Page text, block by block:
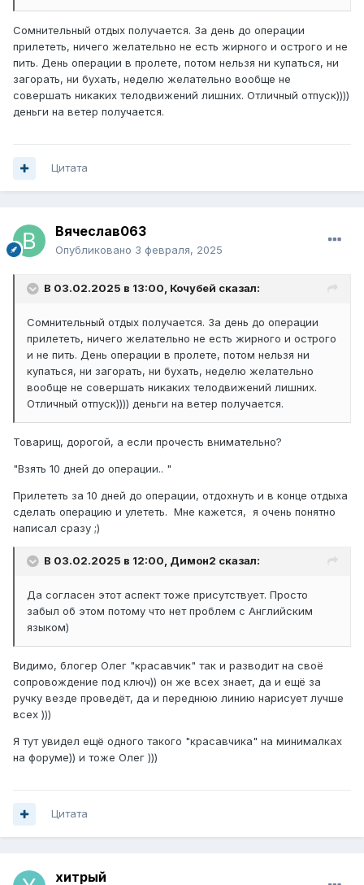
Сомнительный отдых получается. За день до операции
прилететь, ничего желательно не есть жирного и острого и не
пить. День операции в пролете, потом нельзя ни купаться, ни
загорать, ни бухать, неделю желательно вообще не
совершать никаких телодвижений лишних. Отличный отпуск))))
деньги на ветер получается.
Цитата
Вячеслав063
Опубликовано 3 февраля, 2025
В 03.02.2025 в 13:00, Кочубей сказал:
Сомнительный отдых получается. За день до операции
прилететь, ничего желательно не есть жирного и острого
и не пить. День операции в пролете, потом нельзя ни
купаться, ни загорать, ни бухать, неделю желательно
вообще не совершать никаких телодвижений лишних.
Отличный отпуск)))) деньги на ветер получается.
Товарищ, дорогой, а если прочесть внимательно?
"Взять 10 дней до операции.. "
Прилететь за 10 дней до операции, отдохнуть и в конце отдыха
сделать операцию и улететь. Мне кажется, я очень понятно
написал сразу ;)
В 03.02.2025 в 12:00, Димон2 сказал:
Да согласен этот аспект тоже присутствует. Просто
забыл об этом потому что нет проблем с Английским
языком)
Видимо, блогер Олег "красавчик" так и разводит на своё
сопровождение под ключ)) он же всех знает, да и ещё за
ручку везде проведёт, да и переднюю линию нарисует лучше
всех )))
Я тут увидел ещё одного такого "красавчика" на минималках
на форуме)) и тоже Олег )))
Цитата
хитрый